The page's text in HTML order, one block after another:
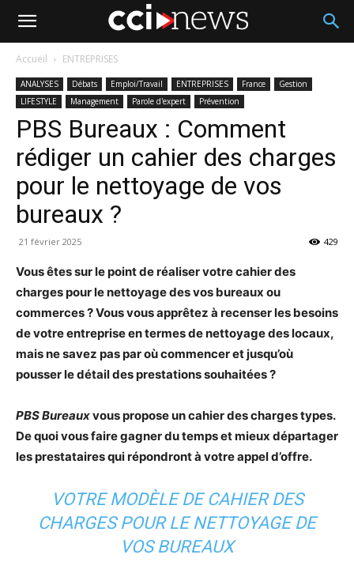
Accueil ENTREPRISES
ANALYSES Débats Emploi/Travail ENTREPRISES France
Gestion
LIFESTYLE
Management Parole d'expert Prévention
PBS Bureaux : Comment
rédiger un cahier des charges
pour le nettoyage de vos
bureaux ?
21 février 2025 429
Vous êtes sur le point de réaliser votre cahier des
charges pour le nettoyage des vos bureaux ou
commerces ? Vous vous apprêtez à recenser les besoins
de votre entreprise en termes de nettoyage des locaux,
mais ne savez pas par où commencer et jusqu’où
pousser le détail des prestations souhaitées ?
PBS Bureauxvous propose un cahier des charges types.
De quoi vous faire gagner du temps et mieux départager
les prestataires qui répondront à votre appel d’offre.
VOTRE MODÈLE DE CAHIER DES
CHARGES POUR LE NETTOYAGE DE
VOS BUREAUX